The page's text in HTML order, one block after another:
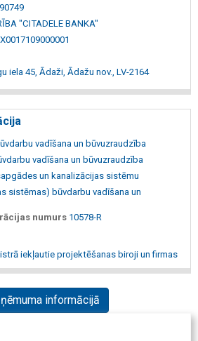
"CITADELE BANKA"
iela 45, Ādaži, Ādažu nov., LV-2164
vadīšana un būvuzraudzība
vadīšana un būvuzraudzība
un kanalizācijas sistēmu
sistēmas) būvdarbu vadīšana un
numurs 10578-R
iekļautie projektēšanas biroji un firmas
informācijā